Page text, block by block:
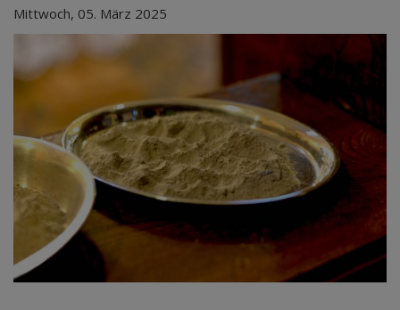
Mittwoch, 05. März 2025